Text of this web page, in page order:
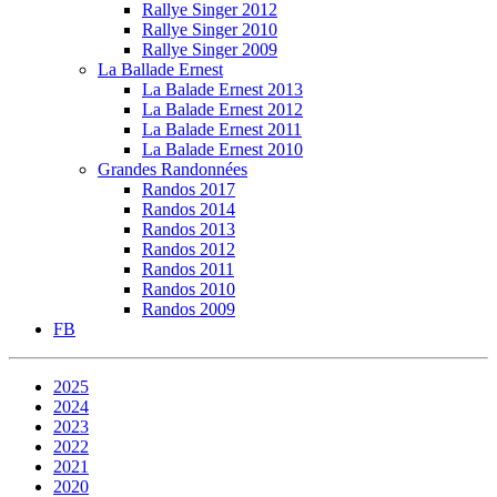
Rallye Singer 2012
Rallye Singer 2010
Rallye Singer 2009
La Ballade Ernest
La Balade Ernest 2013
La Balade Ernest 2012
La Balade Ernest 2011
La Balade Ernest 2010
Grandes Randonnées
Randos 2017
Randos 2014
Randos 2013
Randos 2012
Randos 2011
Randos 2010
Randos 2009
FB
2025
2024
2023
2022
2021
2020